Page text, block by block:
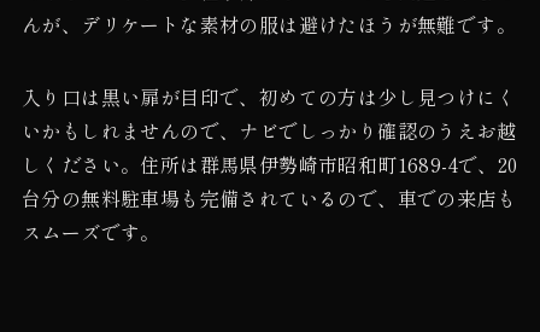
んが、デリケートな素材の服は避けたほうが無難です。
入り口は黒い扉が目印で、初めての方は少し見つけにく
いかもしれませんので、ナビでしっかり確認のうえお越
しください。住所は群馬県伊勢崎市昭和町1689-4で、20
台分の無料駐車場も完備されているので、車での来店も
スムーズです。